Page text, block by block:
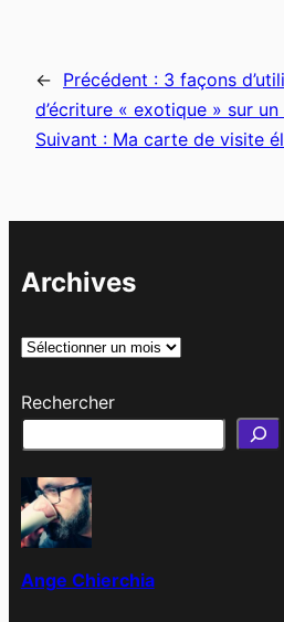
← Précédent : 3 façons
d’écriture « exotique » sur un
Suivant : Ma carte de visite
Archives
A
c
e
s
Rechercher
Ange Chierchia